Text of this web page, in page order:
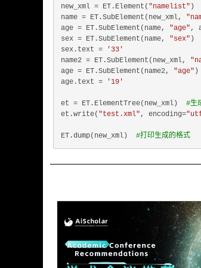
new_xml = ET.Element( "namelist" )
name = ET.SubElement(new_xml,
age = ET.SubElement(name, "age" ,
sex = ET.SubElement(name, "sex" )
sex.text =
'33'
name2 = ET.SubElement(new_xml,
age = ET.SubElement(name2, "age" )
age.text =
'19'
et = ET.ElementTree(new_xml) #生
et.write( "test.xml" , encoding=
ET.dump(new_xml) #打印生成的格式